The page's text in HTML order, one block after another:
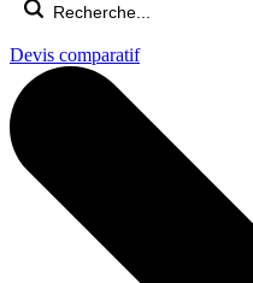
Devis comparatif